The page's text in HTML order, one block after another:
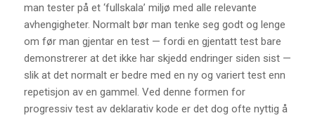
man tester på et ‘fullskala’ miljø med alle relevante
avhengigheter. Normalt bør man tenke seg godt og lenge
om før man gjentar en test — fordi en gjentatt test bare
demonstrerer at det ikke har skjedd endringer siden sist —
slik at det normalt er bedre med en ny og variert test enn
repetisjon av en gammel. Ved denne formen for
progressiv test av deklarativ kode er det dog ofte nyttig å